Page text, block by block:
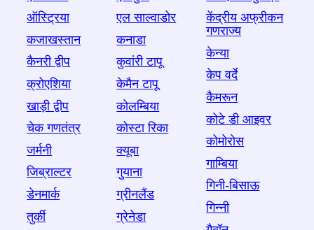
ऑस्ट्रिया
कजाखस्तान
कैनरी द्वीप
क्रोएशिया
खाड़ी द्वीप
चेक गणतंत्र
जर्मनी
जिब्राल्टर
डेनमार्क
तुर्की
एल साल्वाडोर
कनाडा
कुवांरी टापू
केमैन टापू
कोलम्बिया
कोस्टा रिका
क्यूबा
गुयाना
ग्रीनलैंड
ग्रेनेडा
केंद्रीय अफ्रीकन
गणराज्य
केन्या
केप वर्दे
कैमरून
कोटे डी आइवर
कोमोरोस
गाम्बिया
गिनी-बिसाऊ
गिन्नी